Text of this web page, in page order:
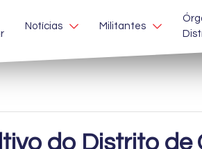
Notícias Militantes
do Distrito de